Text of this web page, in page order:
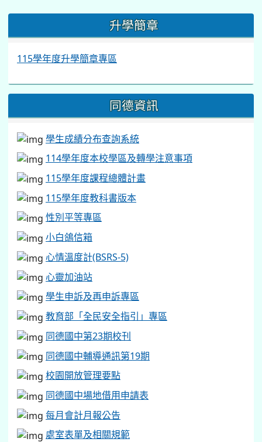
::: 升學簡章
115學年度升學簡章專區
同德資訊
學生成績分布查詢系統
114學年度本校學區及轉學注意事項
115學年度課程總體計畫
115學年度教科書版本
性別平等專區
小白鴿信箱
心情溫度計(BSRS-5)
心靈加油站
學生申訴及再申訴專區
教育部「全民安全指引」專區
同德國中第23期校刊
同德國中輔導通訊第19期
校園開放管理要點
同德國中場地借用申請表
每月會計月報公告
處室表單及相關規範